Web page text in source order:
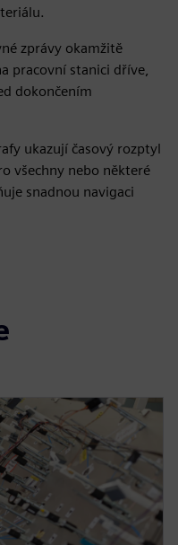
zprávy okamžitě
pracovní stanici dříve,
dokončením
ukazují časový rozptyl
všechny nebo některé
snadnou navigaci